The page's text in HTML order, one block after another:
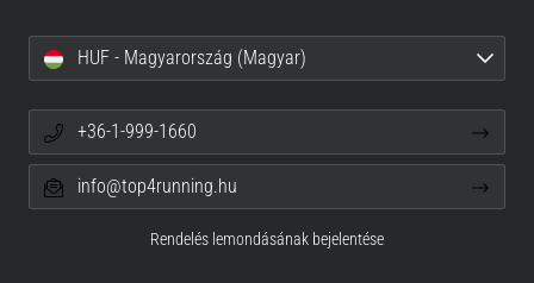
HUF - Magyarország (Magyar)
+36-1-999-1660
info@top4running.hu
Rendelés lemondásának bejelentése